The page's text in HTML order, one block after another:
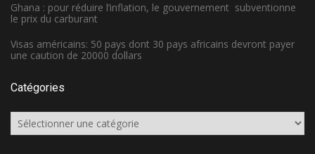
Ghana : pour réduire l’inflation, le gouvernement subventionne
le prix du carburant
Visas américains: 50 pays dont 30 pays africains devront payer
une caution de 20000 dollars
Catégories
Catégories